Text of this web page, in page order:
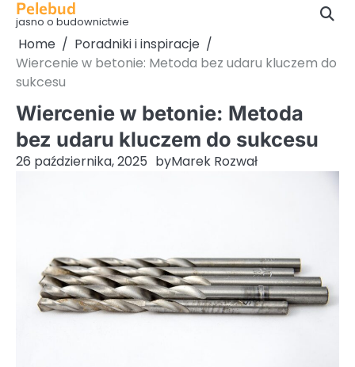
Skip
content
Pelebud
jasno o budownictwie
Home
Poradniki i inspiracje
Wiercenie w betonie: Metoda bez udaru kluczem do
sukcesu
Wiercenie w betonie: Metoda
bez udaru kluczem do sukcesu
26 października, 2025 byMarek Rozwał